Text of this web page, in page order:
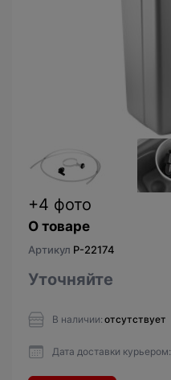
+4 фото
О товаре
Артикул P-22174
Уточняйте
В наличии: отсутствует
Дата доставки курьером: